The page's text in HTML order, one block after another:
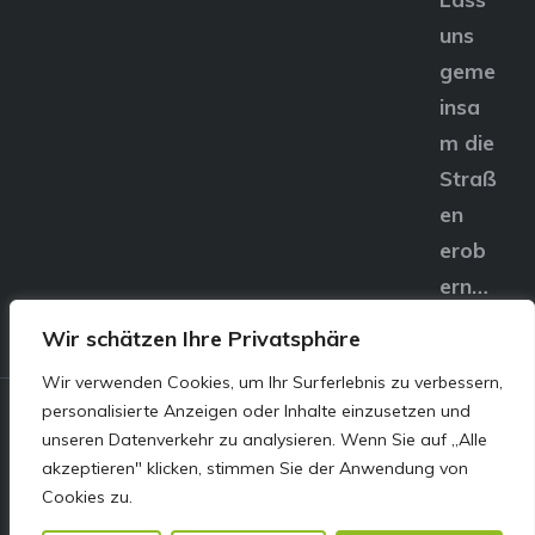
Wir schätzen Ihre Privatsphäre
Wir verwenden Cookies, um Ihr Surferlebnis zu verbessern,
personalisierte Anzeigen oder Inhalte einzusetzen und
unseren Datenverkehr zu analysieren. Wenn Sie auf „Alle
akzeptieren" klicken, stimmen Sie der Anwendung von
Cookies zu.
uns
geme
insa
m die
Straß
en
erob
ern…
© E&S Motors GmbH,
Linzer Straße 83 4240
Freistadt